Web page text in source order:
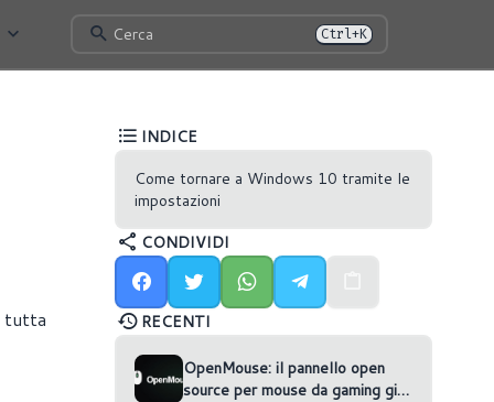
Cerca Ctrl+K
tutta
INDICE
Come tornare a Windows 10 tramite le
impostazioni
CONDIVIDI
RECENTI
OpenMouse: il pannello open
source per mouse da gaming gira